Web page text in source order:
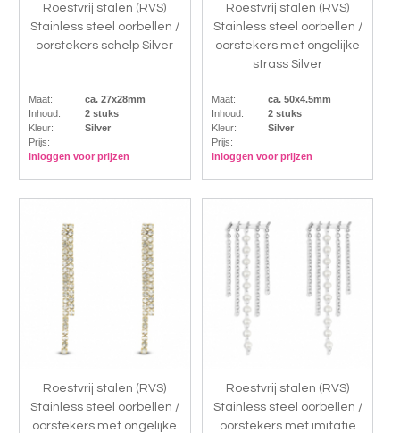
Roestvrij stalen (RVS)
Stainless steel oorbellen /
oorstekers schelp Silver
Maat:
ca. 27x28mm
Inhoud:
2 stuks
Kleur:
Silver
Prijs:
Inloggen voor prijzen
Roestvrij stalen (RVS)
Stainless steel oorbellen /
oorstekers met ongelijke
strass Silver
Maat:
ca. 50x4.5mm
Inhoud:
2 stuks
Kleur:
Silver
Prijs:
Inloggen voor prijzen
Roestvrij stalen (RVS)
Stainless steel oorbellen /
oorstekers met ongelijke
Roestvrij stalen (RVS)
Stainless steel oorbellen /
oorstekers met imitatie